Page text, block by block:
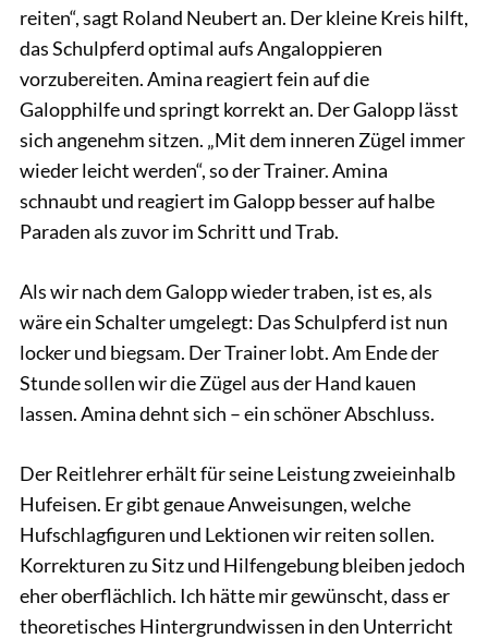
reiten“, sagt Roland Neubert an. Der kleine Kreis hilft,
das Schulpferd optimal aufs Angaloppieren
vorzubereiten. Amina reagiert fein auf die
Galopphilfe und springt korrekt an. Der Galopp lässt
sich angenehm sitzen. „Mit dem inneren Zügel immer
wieder leicht werden“, so der Trainer. Amina
schnaubt und reagiert im Galopp besser auf halbe
Paraden als zuvor im Schritt und Trab.
Als wir nach dem Galopp wieder traben, ist es, als
wäre ein Schalter umgelegt: Das Schulpferd ist nun
locker und biegsam. Der Trainer lobt. Am Ende der
Stunde sollen wir die Zügel aus der Hand kauen
lassen. Amina dehnt sich – ein schöner Abschluss.
Der Reitlehrer erhält für seine Leistung zweieinhalb
Hufeisen. Er gibt genaue Anweisungen, welche
Hufschlagfiguren und Lektionen wir reiten sollen.
Korrekturen zu Sitz und Hilfengebung bleiben jedoch
eher oberflächlich. Ich hätte mir gewünscht, dass er
theoretisches Hintergrundwissen in den Unterricht